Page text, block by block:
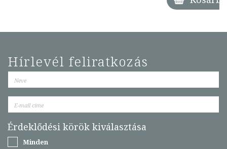
Hírlevél feliratkozás
Érdeklődési körök kiválasztása
Minden